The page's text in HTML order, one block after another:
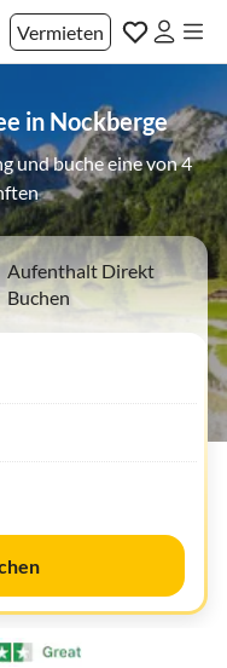
Vermieten
in Nockberge
und buche eine von 4
Aufenthalt Direkt
Buchen